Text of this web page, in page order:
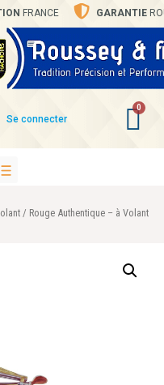
FRANCE GARANTIE
Se connecter
/ Rouge Authentique – à Volant